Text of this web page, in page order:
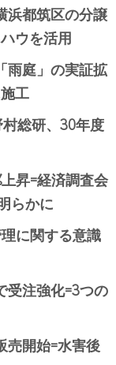
浜都筑区の分譲
ウを活用
雨庭」の実証拡
工
総研、30年度
昇=経済調査会
らかに
に関する意識
受注強化=3つの
売開始=水害後